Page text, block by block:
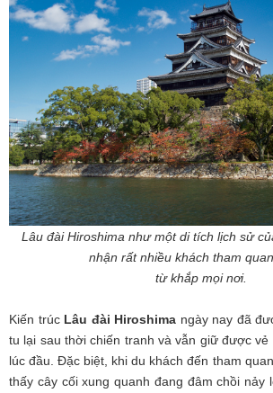
Lâu đài Hiroshima như một di tích lịch sử
nhận rất nhiều khách tham
từ khắp mọi nơi.
Kiến trúc Lâu đài Hiroshima ngày nay đã
tu lại sau thời chiến tranh và vẫn giữ được
lúc đầu. Đặc biệt, khi du khách đến tham
thấy cây cối xung quanh đang đâm chồi nảy